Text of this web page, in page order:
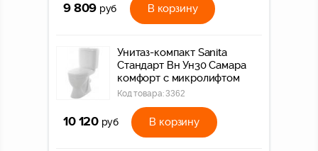
9 809 руб В корзину
Унитаз-компакт Sanita
Стандарт Вн Ун30 Самара
комфорт с микролифтом
Код товара:3362
10 120 руб В корзину